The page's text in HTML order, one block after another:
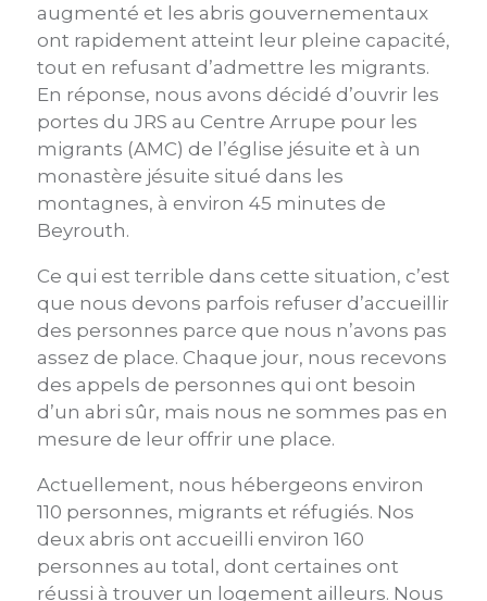
augmenté et les abris gouvernementaux
ont rapidement atteint leur pleine capacité,
tout en refusant d’admettre les migrants.
En réponse, nous avons décidé d’ouvrir les
portes du JRS au Centre Arrupe pour les
migrants (AMC) de l’église jésuite et à un
monastère jésuite situé dans les
montagnes, à environ 45 minutes de
Beyrouth.
Ce qui est terrible dans cette situation, c’est
que nous devons parfois refuser d’accueillir
des personnes parce que nous n’avons pas
assez de place. Chaque jour, nous recevons
des appels de personnes qui ont besoin
d’un abri sûr, mais nous ne sommes pas en
mesure de leur offrir une place.
Actuellement, nous hébergeons environ
110 personnes, migrants et réfugiés. Nos
deux abris ont accueilli environ 160
personnes au total, dont certaines ont
réussi à trouver un logement ailleurs. Nous